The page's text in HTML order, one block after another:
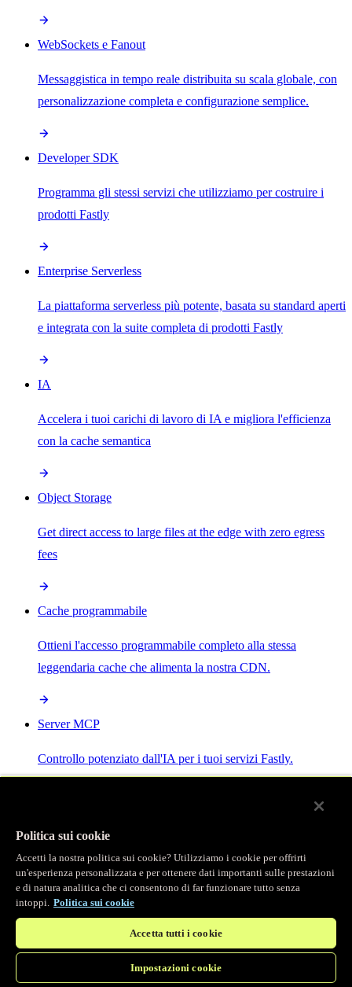
WebSockets e Fanout
Messaggistica in tempo reale distribuita su scala globale, con
personalizzazione completa e configurazione semplice.
Developer SDK
Programma gli stessi servizi che utilizziamo per costruire i
prodotti Fastly
Enterprise Serverless
La piattaforma serverless più potente, basata su standard aperti
e integrata con la suite completa di prodotti Fastly
IA
Accelera i tuoi carichi di lavoro di IA e migliora l'efficienza
con la cache semantica
Object Storage
Get direct access to large files at the edge with zero egress
fees
Cache programmabile
Ottieni l'accesso programmabile completo alla stessa
leggendaria cache che alimenta la nostra CDN.
Server MCP
Controllo potenziato dall'IA per i tuoi servizi Fastly.
Main menu
/ Prodotti
Osservabilità
Logging in tempo reale
Politica sui cookie
Accetti la nostra politica sui cookie? Utilizziamo i cookie per offrirti
un'esperienza personalizzata e per ottenere dati importanti sulle prestazioni
e di natura analitica che ci consentono di far funzionare tutto senza
intoppi. Politica sui cookie
Accetta tutti i cookie
Impostazioni cookie